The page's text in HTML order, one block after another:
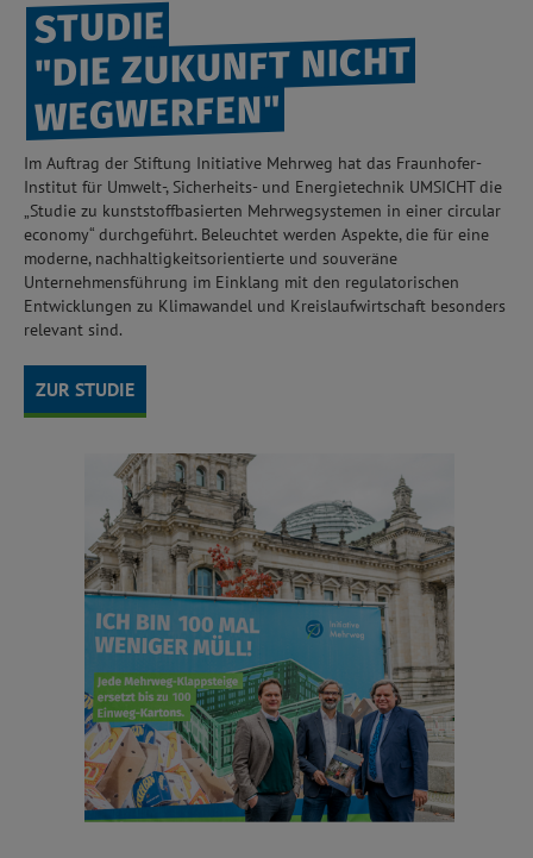
STUDIE
"DIE ZUKUNFT NICHT
WEGWERFEN"
Im Auftrag der Stiftung Initiative Mehrweg hat das Fraunhofer-
Institut für Umwelt-, Sicherheits- und Energietechnik UMSICHT die
„Studie zu kunststoffbasierten Mehrwegsystemen in einer circular
economy“ durchgeführt. Beleuchtet werden Aspekte, die für eine
moderne, nachhaltigkeitsorientierte und souveräne
Unternehmensführung im Einklang mit den regulatorischen
Entwicklungen zu Klimawandel und Kreislaufwirtschaft besonders
relevant sind.
ZUR STUDIE